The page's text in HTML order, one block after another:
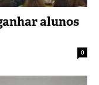
alunos
0